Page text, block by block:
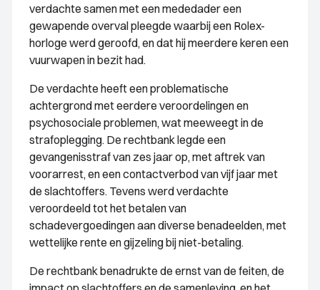
verdachte samen met een mededader een
gewapende overval pleegde waarbij een Rolex-
horloge werd geroofd, en dat hij meerdere keren een
vuurwapen in bezit had.
De verdachte heeft een problematische
achtergrond met eerdere veroordelingen en
psychosociale problemen, wat meeweegt in de
strafoplegging. De rechtbank legde een
gevangenisstraf van zes jaar op, met aftrek van
voorarrest, en een contactverbod van vijf jaar met
de slachtoffers. Tevens werd verdachte
veroordeeld tot het betalen van
schadevergoedingen aan diverse benadeelden, met
wettelijke rente en gijzeling bij niet-betaling.
De rechtbank benadrukte de ernst van de feiten, de